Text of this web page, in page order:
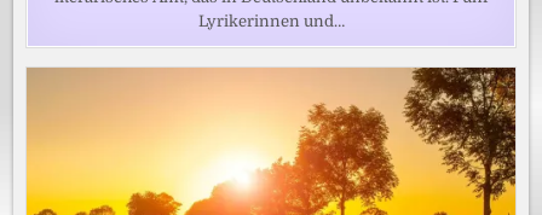
Lyrikerinnen und…